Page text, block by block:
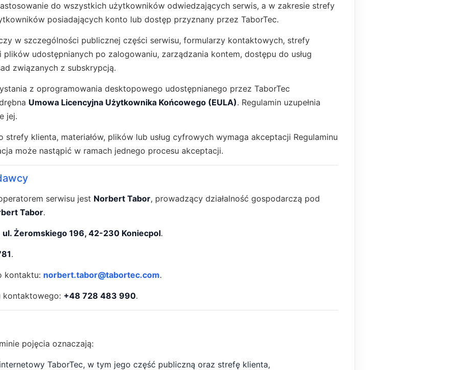
do wszystkich użytkowników odwiedzających serwis, a w zakresie strefy
posiadających konto lub dostęp przyznany przez TaborTec.
w szczególności publicznej części serwisu, formularzy kontaktowych, strefy
plików udostępnianych po zalogowaniu, zarządzania kontem, dostępu do usług
związanych z subskrypcją.
z oprogramowania desktopowego udostępnianego przez TaborTec
Umowa Licencyjna Użytkownika Końcowego (EULA). Regulamin uzupełnia
jej.
strefy klienta, materiałów, plików lub usług cyfrowych wymaga akceptacji Regulaminu
może nastąpić w ramach jednego procesu akceptacji.
serwisu jest Norbert Tabor, prowadzący działalność gospodarczą pod
Tabor.
ul. Żeromskiego 196, 42-230 Koniecpol.
.
kontaktu: norbert.tabor@tabortec.com.
kontaktowego: +48 728 483 990.
pojęcia oznaczają:
TaborTec, w tym jego część publiczną oraz strefę klienta,